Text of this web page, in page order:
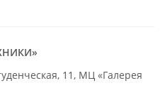
11, МЦ «Галерея